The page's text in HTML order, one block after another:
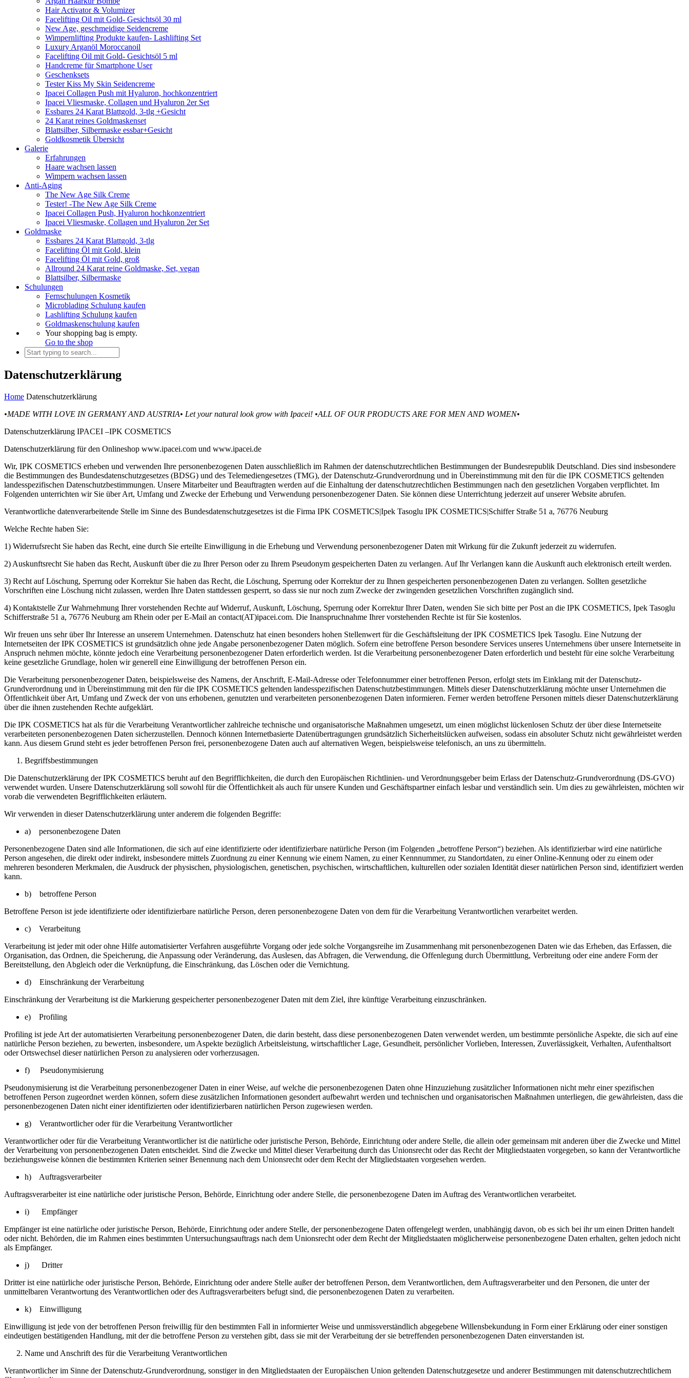
Hair Activator & Volumizer
Facelifting Oil mit Gold- Gesichtsöl 30 ml
New Age, geschmeidige Seidencreme
Wimpernlifting Produkte kaufen- Lashlifting Set
Luxury Arganöl Moroccanoil
Facelifting Oil mit Gold- Gesichtsöl 5 ml
Handcreme für Smartphone User
Geschenksets
Tester Kiss My Skin Seidencreme
Ipacei Collagen Push mit Hyaluron, hochkonzentriert
Ipacei Vliesmaske, Collagen und Hyaluron 2er Set
Essbares 24 Karat Blattgold, 3-tlg +Gesicht
24 Karat reines Goldmaskenset
Blattsilber, Silbermaske essbar+Gesicht
Goldkosmetik Übersicht
Galerie
Erfahrungen
Haare wachsen lassen
Wimpern wachsen lassen
Anti-Aging
The New Age Silk Creme
Tester! -The New Age Silk Creme
Ipacei Collagen Push, Hyaluron hochkonzentriert
Ipacei Vliesmaske, Collagen und Hyaluron 2er Set
Goldmaske
Essbares 24 Karat Blattgold, 3-tlg
Facelifting Öl mit Gold, klein
Facelifting Öl mit Gold, groß
Allround 24 Karat reine Goldmaske, Set, vegan
Blattsilber, Silbermaske
Schulungen
Fernschulungen Kosmetik
Microblading Schulung kaufen
Lashlifting Schulung kaufen
Goldmaskenschulung kaufen
Your shopping bag is empty.
Go to the shop
Datenschutzerklärung
Home Datenschutzerklärung
•MADE WITH LOVE IN GERMANY AND AUSTRIA• Let your natural look grow with Ipacei! •ALL OF OUR PRODUCTS ARE FOR MEN AND WOMEN•
Datenschutzerklärung IPACEI –IPK COSMETICS
Datenschutzerklärung für den Onlineshop www.ipacei.com und www.ipacei.de
Wir, IPK COSMETICS erheben und verwenden Ihre personenbezogenen Daten ausschließlich im Rahmen der datenschutzrechtlichen Bestimmungen der Bundesrepublik Deutschland. Dies sind insbesondere
die Bestimmungen des Bundesdatenschutzgesetzes (BDSG) und des Telemediengesetzes (TMG), der Datenschutz-Grundverordnung und in Übereinstimmung mit den für die IPK COSMETICS geltenden
landesspezifischen Datenschutzbestimmungen. Unsere Mitarbeiter und Beauftragten werden auf die Einhaltung der datenschutzrechtlichen Bestimmungen nach den gesetzlichen Vorgaben verpflichtet. Im
Folgenden unterrichten wir Sie über Art, Umfang und Zwecke der Erhebung und Verwendung personenbezogener Daten. Sie können diese Unterrichtung jederzeit auf unserer Website abrufen.
Verantwortliche datenverarbeitende Stelle im Sinne des Bundesdatenschutzgesetzes ist die Firma IPK COSMETICS|Ipek Tasoglu IPK COSMETICS|Schiffer Straße 51 a, 76776 Neuburg
Welche Rechte haben Sie:
1) Widerrufsrecht Sie haben das Recht, eine durch Sie erteilte Einwilligung in die Erhebung und Verwendung personenbezogener Daten mit Wirkung für die Zukunft jederzeit zu widerrufen.
2) Auskunftsrecht Sie haben das Recht, Auskunft über die zu Ihrer Person oder zu Ihrem Pseudonym gespeicherten Daten zu verlangen. Auf Ihr Verlangen kann die Auskunft auch elektronisch erteilt werden.
3) Recht auf Löschung, Sperrung oder Korrektur Sie haben das Recht, die Löschung, Sperrung oder Korrektur der zu Ihnen gespeicherten personenbezogenen Daten zu verlangen. Sollten gesetzliche
Vorschriften eine Löschung nicht zulassen, werden Ihre Daten stattdessen gesperrt, so dass sie nur noch zum Zwecke der zwingenden gesetzlichen Vorschriften zugänglich sind.
4) Kontaktstelle Zur Wahrnehmung Ihrer vorstehenden Rechte auf Widerruf, Auskunft, Löschung, Sperrung oder Korrektur Ihrer Daten, wenden Sie sich bitte per Post an die IPK COSMETICS, Ipek Tasoglu
Schifferstraße 51 a, 76776 Neuburg am Rhein oder per E-Mail an contact(AT)ipacei.com. Die Inanspruchnahme Ihrer vorstehenden Rechte ist für Sie kostenlos.
Wir freuen uns sehr über Ihr Interesse an unserem Unternehmen. Datenschutz hat einen besonders hohen Stellenwert für die Geschäftsleitung der IPK COSMETICS Ipek Tasoglu. Eine Nutzung der
Internetseiten der IPK COSMETICS ist grundsätzlich ohne jede Angabe personenbezogener Daten möglich. Sofern eine betroffene Person besondere Services unseres Unternehmens über unsere Internetseite in
Anspruch nehmen möchte, könnte jedoch eine Verarbeitung personenbezogener Daten erforderlich werden. Ist die Verarbeitung personenbezogener Daten erforderlich und besteht für eine solche Verarbeitung
keine gesetzliche Grundlage, holen wir generell eine Einwilligung der betroffenen Person ein.
Die Verarbeitung personenbezogener Daten, beispielsweise des Namens, der Anschrift, E-Mail-Adresse oder Telefonnummer einer betroffenen Person, erfolgt stets im Einklang mit der Datenschutz-
Grundverordnung und in Übereinstimmung mit den für die IPK COSMETICS geltenden landesspezifischen Datenschutzbestimmungen. Mittels dieser Datenschutzerklärung möchte unser Unternehmen die
Öffentlichkeit über Art, Umfang und Zweck der von uns erhobenen, genutzten und verarbeiteten personenbezogenen Daten informieren. Ferner werden betroffene Personen mittels dieser Datenschutzerklärung
über die ihnen zustehenden Rechte aufgeklärt.
Die IPK COSMETICS hat als für die Verarbeitung Verantwortlicher zahlreiche technische und organisatorische Maßnahmen umgesetzt, um einen möglichst lückenlosen Schutz der über diese Internetseite
verarbeiteten personenbezogenen Daten sicherzustellen. Dennoch können Internetbasierte Datenübertragungen grundsätzlich Sicherheitslücken aufweisen, sodass ein absoluter Schutz nicht gewährleistet werden
kann. Aus diesem Grund steht es jeder betroffenen Person frei, personenbezogene Daten auch auf alternativen Wegen, beispielsweise telefonisch, an uns zu übermitteln.
Begriffsbestimmungen
Die Datenschutzerklärung der IPK COSMETICS beruht auf den Begrifflichkeiten, die durch den Europäischen Richtlinien- und Verordnungsgeber beim Erlass der Datenschutz-Grundverordnung (DS-GVO)
verwendet wurden. Unsere Datenschutzerklärung soll sowohl für die Öffentlichkeit als auch für unsere Kunden und Geschäftspartner einfach lesbar und verständlich sein. Um dies zu gewährleisten, möchten wir
vorab die verwendeten Begrifflichkeiten erläutern.
Wir verwenden in dieser Datenschutzerklärung unter anderem die folgenden Begriffe:
a) personenbezogene Daten
Personenbezogene Daten sind alle Informationen, die sich auf eine identifizierte oder identifizierbare natürliche Person (im Folgenden „betroffene Person“) beziehen. Als identifizierbar wird eine natürliche
Person angesehen, die direkt oder indirekt, insbesondere mittels Zuordnung zu einer Kennung wie einem Namen, zu einer Kennnummer, zu Standortdaten, zu einer Online-Kennung oder zu einem oder
mehreren besonderen Merkmalen, die Ausdruck der physischen, physiologischen, genetischen, psychischen, wirtschaftlichen, kulturellen oder sozialen Identität dieser natürlichen Person sind, identifiziert werden
kann.
b) betroffene Person
Betroffene Person ist jede identifizierte oder identifizierbare natürliche Person, deren personenbezogene Daten von dem für die Verarbeitung Verantwortlichen verarbeitet werden.
c) Verarbeitung
Verarbeitung ist jeder mit oder ohne Hilfe automatisierter Verfahren ausgeführte Vorgang oder jede solche Vorgangsreihe im Zusammenhang mit personenbezogenen Daten wie das Erheben, das Erfassen, die
Organisation, das Ordnen, die Speicherung, die Anpassung oder Veränderung, das Auslesen, das Abfragen, die Verwendung, die Offenlegung durch Übermittlung, Verbreitung oder eine andere Form der
Bereitstellung, den Abgleich oder die Verknüpfung, die Einschränkung, das Löschen oder die Vernichtung.
d) Einschränkung der Verarbeitung
Einschränkung der Verarbeitung ist die Markierung gespeicherter personenbezogener Daten mit dem Ziel, ihre künftige Verarbeitung einzuschränken.
e) Profiling
Profiling ist jede Art der automatisierten Verarbeitung personenbezogener Daten, die darin besteht, dass diese personenbezogenen Daten verwendet werden, um bestimmte persönliche Aspekte, die sich auf eine
natürliche Person beziehen, zu bewerten, insbesondere, um Aspekte bezüglich Arbeitsleistung, wirtschaftlicher Lage, Gesundheit, persönlicher Vorlieben, Interessen, Zuverlässigkeit, Verhalten, Aufenthaltsort
oder Ortswechsel dieser natürlichen Person zu analysieren oder vorherzusagen.
f) Pseudonymisierung
Pseudonymisierung ist die Verarbeitung personenbezogener Daten in einer Weise, auf welche die personenbezogenen Daten ohne Hinzuziehung zusätzlicher Informationen nicht mehr einer spezifischen
betroffenen Person zugeordnet werden können, sofern diese zusätzlichen Informationen gesondert aufbewahrt werden und technischen und organisatorischen Maßnahmen unterliegen, die gewährleisten, dass die
personenbezogenen Daten nicht einer identifizierten oder identifizierbaren natürlichen Person zugewiesen werden.
g) Verantwortlicher oder für die Verarbeitung Verantwortlicher
Verantwortlicher oder für die Verarbeitung Verantwortlicher ist die natürliche oder juristische Person, Behörde, Einrichtung oder andere Stelle, die allein oder gemeinsam mit anderen über die Zwecke und Mittel
der Verarbeitung von personenbezogenen Daten entscheidet. Sind die Zwecke und Mittel dieser Verarbeitung durch das Unionsrecht oder das Recht der Mitgliedstaaten vorgegeben, so kann der Verantwortliche
beziehungsweise können die bestimmten Kriterien seiner Benennung nach dem Unionsrecht oder dem Recht der Mitgliedstaaten vorgesehen werden.
h) Auftragsverarbeiter
Auftragsverarbeiter ist eine natürliche oder juristische Person, Behörde, Einrichtung oder andere Stelle, die personenbezogene Daten im Auftrag des Verantwortlichen verarbeitet.
i) Empfänger
Empfänger ist eine natürliche oder juristische Person, Behörde, Einrichtung oder andere Stelle, der personenbezogene Daten offengelegt werden, unabhängig davon, ob es sich bei ihr um einen Dritten handelt
oder nicht. Behörden, die im Rahmen eines bestimmten Untersuchungsauftrags nach dem Unionsrecht oder dem Recht der Mitgliedstaaten möglicherweise personenbezogene Daten erhalten, gelten jedoch nicht
als Empfänger.
j) Dritter
Dritter ist eine natürliche oder juristische Person, Behörde, Einrichtung oder andere Stelle außer der betroffenen Person, dem Verantwortlichen, dem Auftragsverarbeiter und den Personen, die unter der
unmittelbaren Verantwortung des Verantwortlichen oder des Auftragsverarbeiters befugt sind, die personenbezogenen Daten zu verarbeiten.
k) Einwilligung
Einwilligung ist jede von der betroffenen Person freiwillig für den bestimmten Fall in informierter Weise und unmissverständlich abgegebene Willensbekundung in Form einer Erklärung oder einer sonstigen
eindeutigen bestätigenden Handlung, mit der die betroffene Person zu verstehen gibt, dass sie mit der Verarbeitung der sie betreffenden personenbezogenen Daten einverstanden ist.
Name und Anschrift des für die Verarbeitung Verantwortlichen
Verantwortlicher im Sinne der Datenschutz-Grundverordnung, sonstiger in den Mitgliedstaaten der Europäischen Union geltenden Datenschutzgesetze und anderer Bestimmungen mit datenschutzrechtlichem